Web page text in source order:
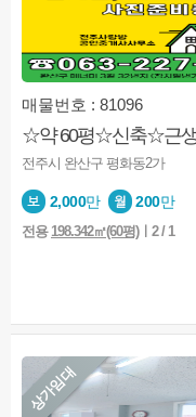
매물번호 : 81096
전주시 완산구 평화동2가
2,000만 200만
전용 198.342㎡(60평)ㅣ2 / 1
상가임대